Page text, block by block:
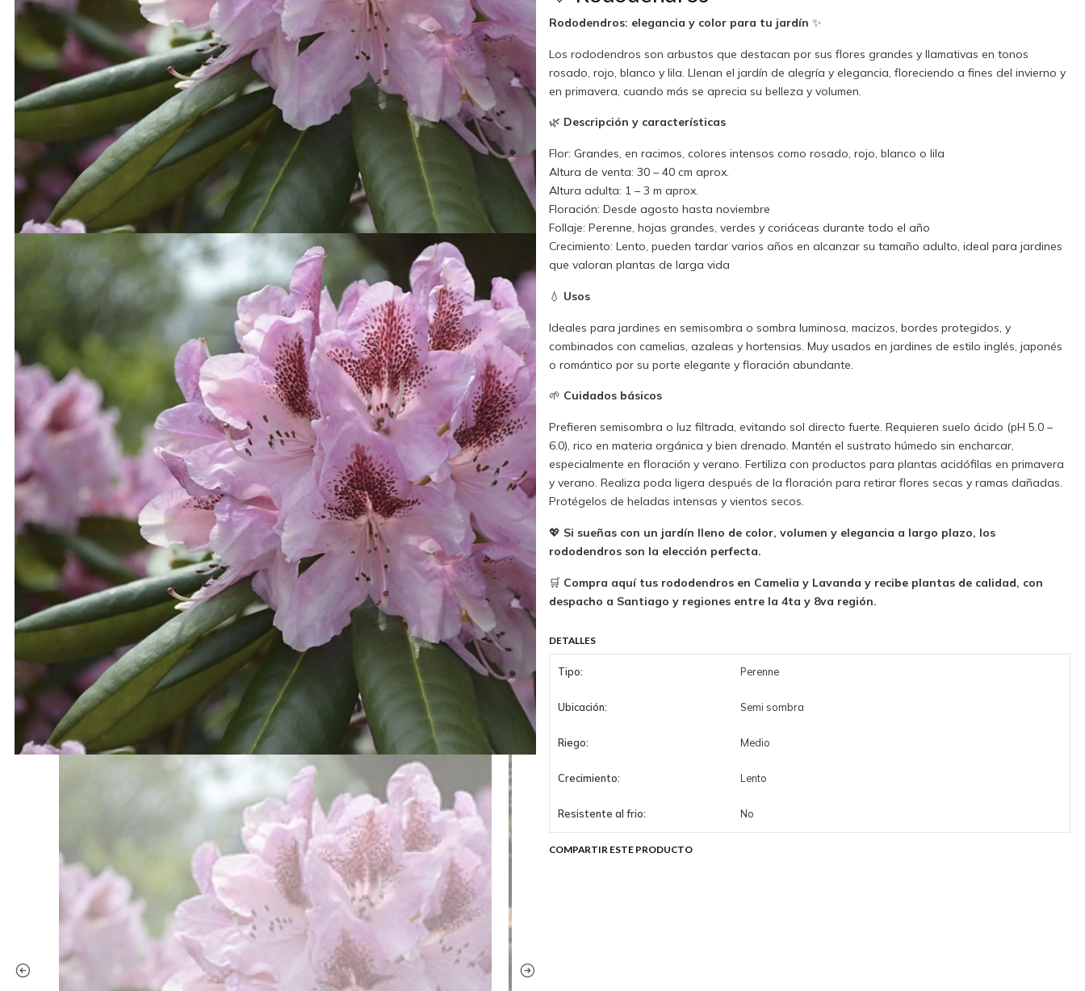
Rododendros: elegancia y color para tu jardín ✨
Los rododendros son arbustos que destacan por sus flores grandes y llamativas en tonos
rosado, rojo, blanco y lila. Llenan el jardín de alegría y elegancia, floreciendo a fines del invierno y
en primavera, cuando más se aprecia su belleza y volumen.
🌿 Descripción y características
Flor: Grandes, en racimos, colores intensos como rosado, rojo, blanco o lila
Altura de venta: 30 – 40 cm aprox.
Altura adulta: 1 – 3 m aprox.
Floración: Desde agosto hasta noviembre
Follaje: Perenne, hojas grandes, verdes y coriáceas durante todo el año
Crecimiento: Lento, pueden tardar varios años en alcanzar su tamaño adulto, ideal para jardines
que valoran plantas de larga vida
💧 Usos
Ideales para jardines en semisombra o sombra luminosa, macizos, bordes protegidos, y
combinados con camelias, azaleas y hortensias. Muy usados en jardines de estilo inglés, japonés
o romántico por su porte elegante y floración abundante.
🌱 Cuidados básicos
Prefieren semisombra o luz filtrada, evitando sol directo fuerte. Requieren suelo ácido (pH 5.0 –
6.0), rico en materia orgánica y bien drenado. Mantén el sustrato húmedo sin encharcar,
especialmente en floración y verano. Fertiliza con productos para plantas acidófilas en primavera
y verano. Realiza poda ligera después de la floración para retirar flores secas y ramas dañadas.
Protégelos de heladas intensas y vientos secos.
💖 Si sueñas con un jardín lleno de color, volumen y elegancia a largo plazo, los
rododendros son la elección perfecta.
🛒 Compra aquí tus rododendros en Camelia y Lavanda y recibe plantas de calidad, con
despacho a Santiago y regiones entre la 4ta y 8va región.
DETALLES
Tipo: Perenne
Ubicación: Semi sombra
Riego: Medio
Crecimiento: Lento
Resistente al frio: No
COMPARTIR ESTE PRODUCTO